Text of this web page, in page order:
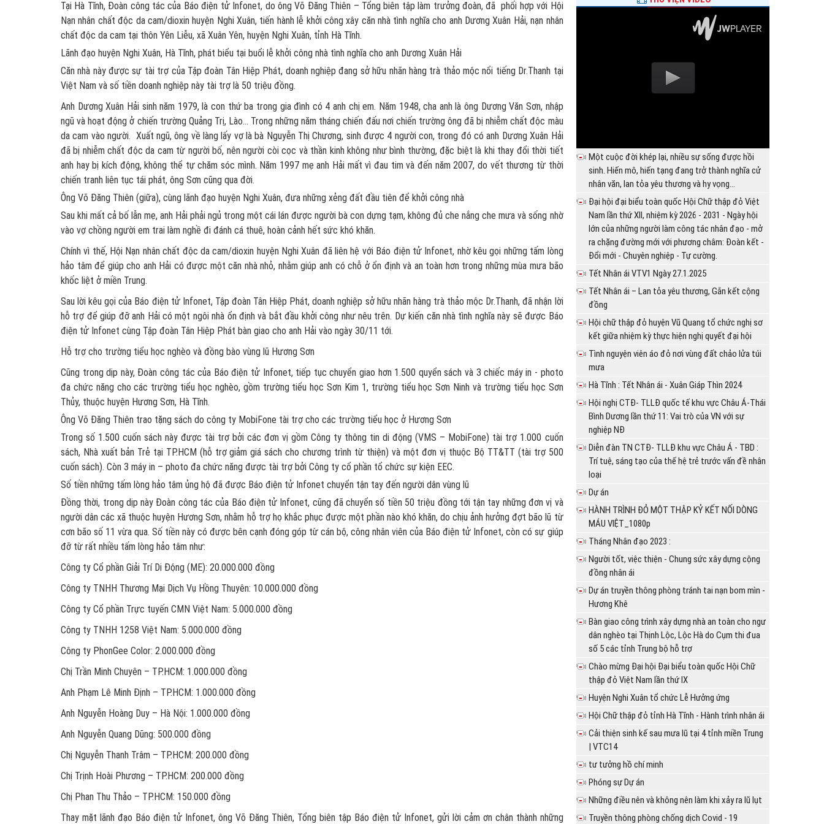
Tại Hà Tĩnh, Đoàn công tác của Báo điện tử Infonet, do ông Võ Đăng Thiên – Tổng biên tập làm trưởng đoàn, đã phối hợp với Hội
Nạn nhân chất độc da cam/dioxin huyện Nghi Xuân, tiến hành lễ khởi công xây căn nhà tình nghĩa cho anh Dương Xuân Hải, nạn nhân
chất độc da cam tại thôn Yên Liễu, xã Xuân Yên, huyện Nghi Xuân, tỉnh Hà Tĩnh.
Lãnh đạo huyện Nghi Xuân, Hà Tĩnh, phát biểu tại buổi lễ khởi công nhà tình nghĩa cho anh Dương Xuân Hải
Căn nhà này được sự tài trợ của Tập đoàn Tân Hiệp Phát, doanh nghiệp đang sở hữu nhãn hàng trà thảo mộc nổi tiếng Dr.Thanh tại
Việt Nam và số tiền doanh nghiệp này tài trợ là 50 triệu đồng.
Anh Dương Xuân Hải sinh năm 1979, là con thứ ba trong gia đình có 4 anh chị em. Năm 1948, cha anh là ông Dương Văn Sơn, nhập
ngũ và hoạt động ở chiến trường Quảng Trị, Lào… Trong những năm tháng chiến đấu nơi chiến trường ông đã bị nhiễm chất độc màu
da cam vào người. Xuất ngũ, ông về làng lấy vợ là bà Nguyễn Thị Chương, sinh được 4 người con, trong đó có anh Dương Xuân Hải
đã bị nhiễm chất độc da cam từ người bố, nên người còi cọc và thần kinh không như bình thường, đặc biệt là khi thay đổi thời tiết
anh hay bị kích động, không thể tự chăm sóc mình. Năm 1997 mẹ anh Hải mất vì đau tim và đến năm 2007, do vết thương từ thời
chiến tranh liên tục tái phát, ông Sơn cũng qua đời.
Ông Võ Đăng Thiên (giữa), cùng lãnh đạo huyện Nghi Xuân, đưa những xẻng đất đầu tiên để khởi công nhà
Sau khi mất cả bố lẫn mẹ, anh Hải phải ngủ trong một cái lán được người bà con dựng tạm, không đủ che nắng che mưa và sống nhờ
vào vợ chồng người em trai làm nghề đi đánh cá thuê, hoàn cảnh hết sức khó khăn.
Chính vì thế, Hội Nạn nhân chất độc da cam/dioxin huyện Nghi Xuân đã liên hệ với Báo điện tử Infonet, nhờ kêu gọi những tấm lòng
hảo tâm để giúp cho anh Hải có được một căn nhà nhỏ, nhằm giúp anh có chỗ ở ổn định và an toàn hơn trong những mùa mưa bão
khốc liệt ở miền Trung.
Sau lời kêu gọi của Báo điện tử Infonet, Tập đoàn Tân Hiệp Phát, doanh nghiệp sở hữu nhãn hàng trà thảo mộc Dr.Thanh, đã nhận lời
hỗ trợ để giúp đỡ anh Hải có một ngôi nhà ổn định và bắt đầu khởi công như nêu trên. Dự kiến căn nhà tình nghĩa này sẽ được Báo
điện tử Infonet cùng Tập đoàn Tân Hiệp Phát bàn giao cho anh Hải vào ngày 30/11 tới.
Hỗ trợ cho trường tiểu học nghèo và đồng bào vùng lũ Hương Sơn
Cũng trong dịp này, Đoàn công tác của Báo điện tử Infonet, tiếp tục chuyển giao hơn 1.500 quyển sách và 3 chiếc máy in - photo
đa chức năng cho các trường tiểu học nghèo, gồm trường tiểu học Sơn Kim 1, trường tiểu học Sơn Ninh và trường tiểu học Sơn
Thủy, thuộc huyện Hương Sơn, Hà Tĩnh.
Ông Võ Đăng Thiên trao tặng sách do công ty MobiFone tài trợ cho các trường tiểu học ở Hương Sơn
Trong số 1.500 cuốn sách này được tài trợ bởi các đơn vị gồm Công ty thông tin di động (VMS – MobiFone) tài trợ 1.000 cuốn
sách, Nhà xuất bản Trẻ tại TP.HCM (hỗ trợ giảm giá sách cho chương trình từ thiện) và một đơn vị thuộc Bộ TT&TT (tài trợ 500
cuốn sách). Còn 3 máy in – photo đa chức năng được tài trợ bởi Công ty cổ phần tổ chức sự kiện EEC.
Số tiền những tấm lòng hảo tâm ủng hộ đã được Báo điện tử Infonet chuyển tận tay đến người dân vùng lũ
Đồng thời, trong dịp này Đoàn công tác của Báo điện tử Infonet, cũng đã chuyển số tiền 50 triệu đồng tới tận tay những đơn vị và
người dân các xã thuộc huyện Hương Sơn, nhằm hỗ trợ họ khắc phục được một phần nào khó khăn, do chịu ảnh hưởng đợt bão lũ từ
cơn bão số 11 vừa qua. Số tiền này có được bên cạnh đóng góp từ cán bộ, công nhân viên của Báo điện tử Infonet, còn có sự giúp
đỡ từ rất nhiều tấm lòng hảo tâm như:
Công ty Cổ phần Giải Trí Di Động (ME): 20.000.000 đồng
Công ty TNHH Thương Mại Dịch Vụ Hồng Thuyên: 10.000.000 đồng
Công ty Cổ phần Trực tuyến CMN Việt Nam: 5.000.000 đồng
Công ty TNHH 1258 Việt Nam: 5.000.000 đồng
Công ty PhonGee Color: 2.000.000 đồng
Chị Trần Minh Chuyên – TP.HCM: 1.000.000 đồng
Anh Phạm Lê Minh Định – TP.HCM: 1.000.000 đồng
Anh Nguyễn Hoàng Duy – Hà Nội: 1.000.000 đồng
Anh Nguyễn Quang Dũng: 500.000 đồng
Chị Nguyễn Thanh Trâm – TP.HCM: 200.000 đồng
Chị Trịnh Hoài Phương – TP.HCM: 200.000 đồng
Chị Phan Thu Thảo – TP.HCM: 150.000 đồng
Thay mặt lãnh đạo Báo điện tử Infonet, ông Võ Đăng Thiên, Tổng biên tập Báo điện tử Infonet, gửi lời cảm ơn chân thành những
Một cuộc đời khép lại, nhiều sự sống được hồi
sinh. Hiến mô, hiến tạng đang trở thành nghĩa cử
nhân văn, lan tỏa yêu thương và hy vọng...
Đại hội đại biểu toàn quốc Hội Chữ thập đỏ Việt
Nam lần thứ XII, nhiệm kỳ 2026 - 2031 - Ngày hội
lớn của những người làm công tác nhân đạo - mở
ra chặng đường mới với phương châm: Đoàn kết -
Đổi mới - Chuyên nghiệp - Tự cường.
Tết Nhân ái VTV1 Ngày 27.1.2025
Tết Nhân ái – Lan tỏa yêu thương, Gắn kết cộng
đồng
Hội chữ thập đỏ huyện Vũ Quang tổ chức nghị sơ
kết giữa nhiệm kỳ thực hiện nghị quyết đại hội
Tình nguyện viên áo đỏ nơi vùng đất chảo lửa túi
mưa
Hà Tĩnh : Tết Nhân ái - Xuân Giáp Thìn 2024
Hội nghị CTĐ- TLLĐ quốc tế khu vực Châu Á-Thái
Bình Dương lần thứ 11: Vai trò của VN với sự
nghiệp NĐ
Diễn đàn TN CTĐ- TLLĐ khu vực Châu Á - TBD :
Trí tuệ, sáng tạo của thế hệ trẻ trước vấn đề nhân
loại
Dự án
HÀNH TRÌNH ĐỎ MỘT THẬP KỶ KẾT NỐI DÒNG
MÁU VIỆT_1080p
Tháng Nhân đạo 2023 :
Người tốt, việc thiện - Chung sức xây dựng cộng
đồng nhân ái
Dự án truyền thông phòng tránh tai nạn bom mìn -
Hương Khê
Bàn giao công trình xây dựng nhà an toàn cho ngư
dân nghèo tại Thịnh Lộc, Lộc Hà do Cụm thi đua
số 5 các tỉnh Trung bộ hỗ trợ
Chào mừng Đại hội Đại biểu toàn quốc Hội Chữ
thập đỏ Việt Nam lần thứ IX
Huyện Nghi Xuân tổ chức Lễ Hưởng ứng
Hội Chữ thập đỏ tỉnh Hà Tĩnh - Hành trình nhân ái
Cải thiện sinh kế sau mưa lũ tại 4 tỉnh miền Trung
| VTC14
tư tưởng hồ chí minh
Phóng sự Dự án
Những điều nên và không nên làm khi xảy ra lũ lụt
Truyền thông phòng chống dịch Covid - 19